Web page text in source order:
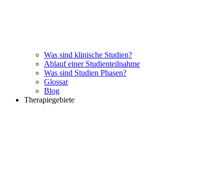
Was sind klinische Studien?
Ablauf einer Studienteilnahme
Was sind Studien Phasen?
Glossar
Blog
Therapiegebiete